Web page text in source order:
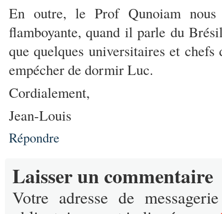
En outre, le Prof Qunoiam
flamboyante, quand il parle du
que quelques universitaires et
empécher de dormir Luc.
Cordialement,
Jean-Louis
Répondre
Laisser un commentaire
Votre adresse de